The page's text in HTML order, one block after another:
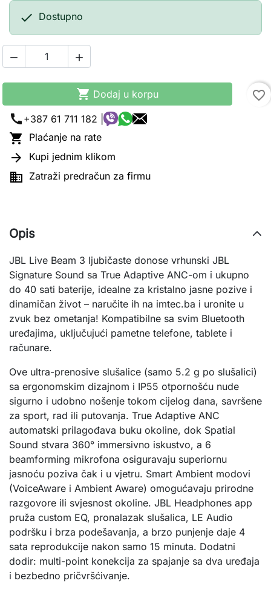
 Dostupno
 
 Dodaj u korpu
favorite_border
call +387 61 711 182 |
 Plaćanje na rate
 Kupi jednim klikom
 Zatraži predračun za firmu
Opis
JBL Live Beam 3 ljubičaste donose vrhunski JBL
Signature Sound sa True Adaptive ANC-om i ukupno
do 40 sati baterije, idealne za kristalno jasne pozive i
dinamičan život – naručite ih na imtec.ba i uronite u
zvuk bez ometanja! Kompatibilne sa svim Bluetooth
uređajima, uključujući pametne telefone, tablete i
računare.
Ove ultra-prenosive slušalice (samo 5.2 g po slušalici)
sa ergonomskim dizajnom i IP55 otpornošću nude
sigurno i udobno nošenje tokom cijelog dana, savršene
za sport, rad ili putovanja. True Adaptive ANC
automatski prilagođava buku okoline, dok Spatial
Sound stvara 360° immersivno iskustvo, a 6
beamforming mikrofona osiguravaju superiornu
jasnoću poziva čak i u vjetru. Smart Ambient modovi
(VoiceAware i Ambient Aware) omogućavaju prirodne
razgovore ili svjesnost okoline. JBL Headphones app
pruža custom EQ, pronalazak slušalica, LE Audio
podršku i brza podešavanja, a brzo punjenje daje 4
sata reprodukcije nakon samo 15 minuta. Dodatni
dodir: multi-point konekcija za spajanje sa dva uređaja
i bezbedno pričvršćivanje.